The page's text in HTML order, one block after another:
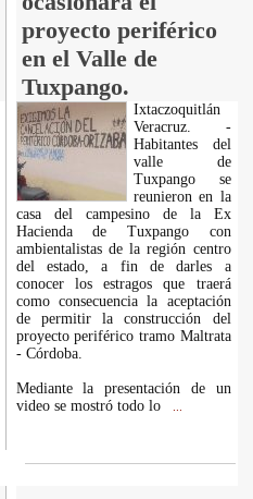
proyecto periférico
en el Valle de
Tuxpango.
Ixtaczoquitlán
Veracruz. -
Habitantes del
valle de
Tuxpango se
reunieron en la
casa del campesino de la Ex
Hacienda de Tuxpango con
ambientalistas de la región centro
del estado, a fin de darles a
conocer los estragos que traerá
como consecuencia la aceptación
de permitir la construcción del
proyecto periférico tramo Maltrata
- Córdoba.
Mediante la presentación de un
video se mostró todo lo